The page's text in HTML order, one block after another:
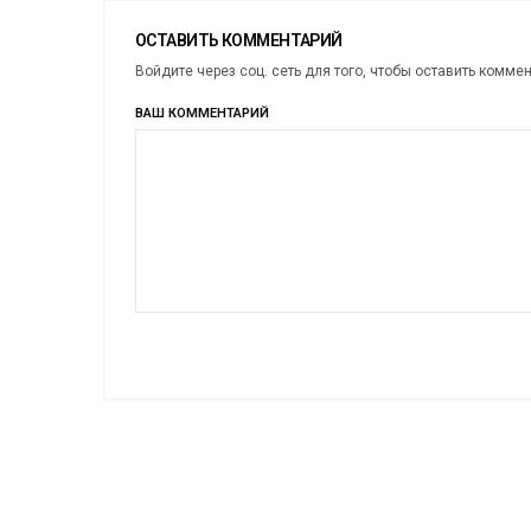
ОСТАВИТЬ КОММЕНТАРИЙ
Войдите через соц. сеть для того, чтобы оставить
ВАШ КОММЕНТАРИЙ